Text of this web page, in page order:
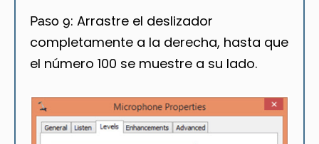
Paso 9: Arrastre el deslizador
completamente a la derecha, hasta que
el número 100 se muestre a su lado.